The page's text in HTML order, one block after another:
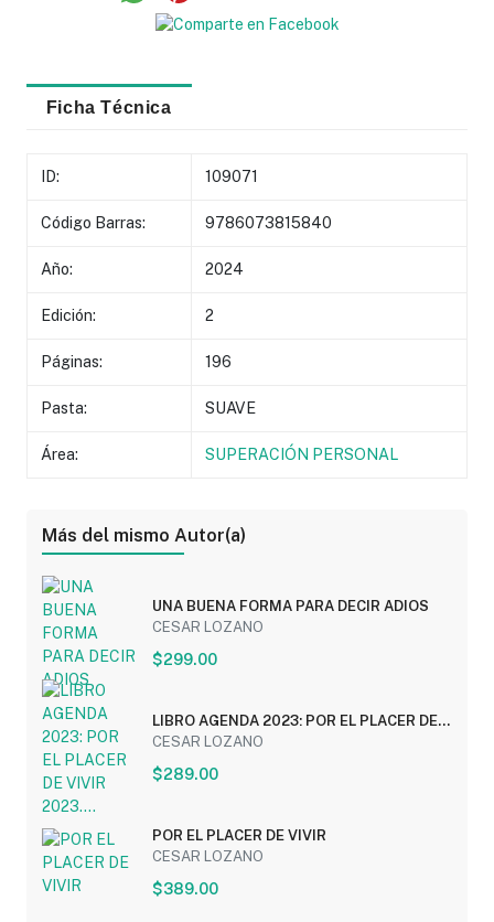
Ficha Técnica
ID: 109071
Código Barras: 9786073815840
Año: 2024
Edición: 2
Páginas: 196
Pasta: SUAVE
Área: SUPERACIÓN PERSONAL
Más del mismo Autor(a)
UNA BUENA FORMA PARA DECIR ADIOS
CESAR LOZANO
$299.00
LIBRO AGENDA 2023: POR EL PLACER DE
VIVIR 2023....
CESAR LOZANO
$289.00
POR EL PLACER DE VIVIR
CESAR LOZANO
$389.00